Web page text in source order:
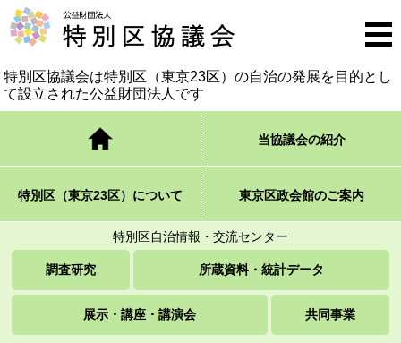
公益財団法人 特別区協議会
特別区協議会は特別区（東京23区）の自治の発展を 目的とし
て設立された公益財団法人です
メニ
ュー
トップページ 当協議会の紹介
特別区（東京23区）について 東京区政会館のご案内
特別区自治情報・交流センター
調査研究 所蔵資料・統計データ
展示・講座・講演会 共同事業